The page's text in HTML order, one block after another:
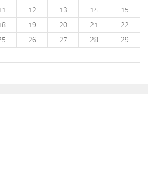
12 13 14
15
19 20 21
22
26 27 28
29